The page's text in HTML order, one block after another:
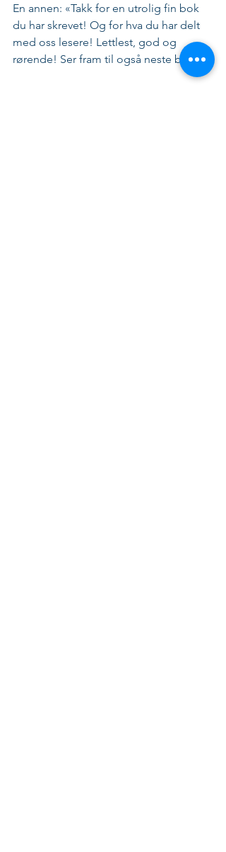
En annen: «Takk for en utrolig fin bok
du har skrevet! Og for hva du har delt
med oss lesere! Lettlest, god og
rørende! Ser fram til også neste bok.»